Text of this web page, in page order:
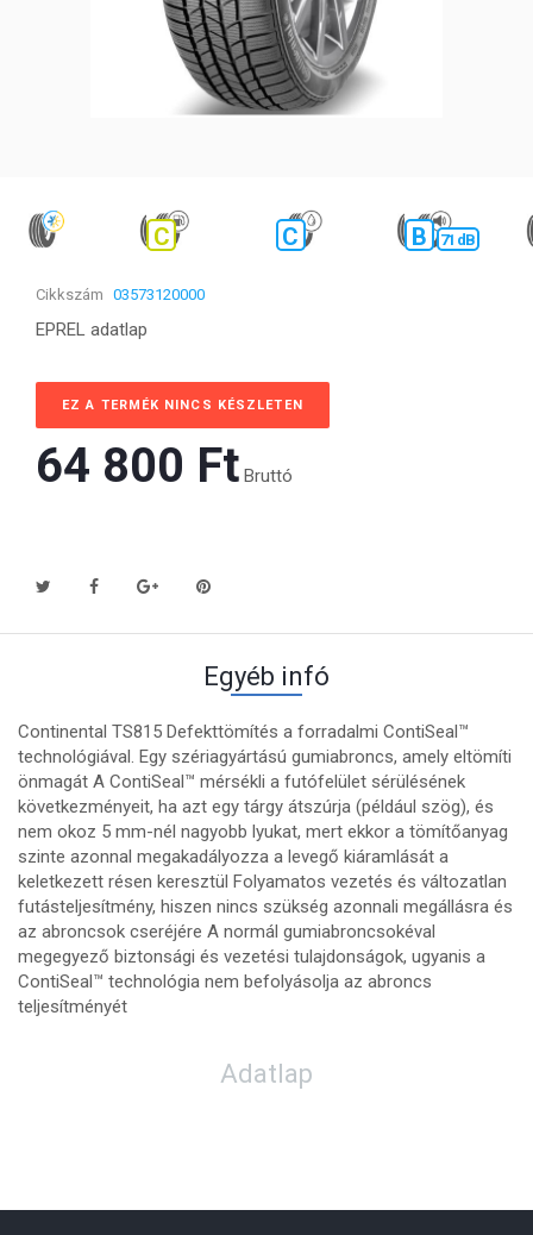
C C B 71 dB
Cikkszám 03573120000
EPREL adatlap
EZ A TERMÉK NINCS KÉSZLETEN
64 800 Ft‎ Bruttó
Egyéb infó
Continental TS815 Defekttömítés a forradalmi ContiSeal™
technológiával. Egy szériagyártású gumiabroncs, amely eltömíti
önmagát A ContiSeal™ mérsékli a futófelület sérülésének
következményeit, ha azt egy tárgy átszúrja (például szög), és
nem okoz 5 mm-nél nagyobb lyukat, mert ekkor a tömítőanyag
szinte azonnal megakadályozza a levegő kiáramlását a
keletkezett résen keresztül Folyamatos vezetés és változatlan
futásteljesítmény, hiszen nincs szükség azonnali megállásra és
az abroncsok cseréjére A normál gumiabroncsokéval
megegyező biztonsági és vezetési tulajdonságok, ugyanis a
ContiSeal™ technológia nem befolyásolja az abroncs
teljesítményét
Adatlap